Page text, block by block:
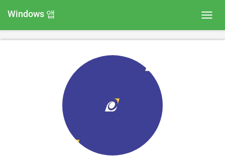
Windows 앱